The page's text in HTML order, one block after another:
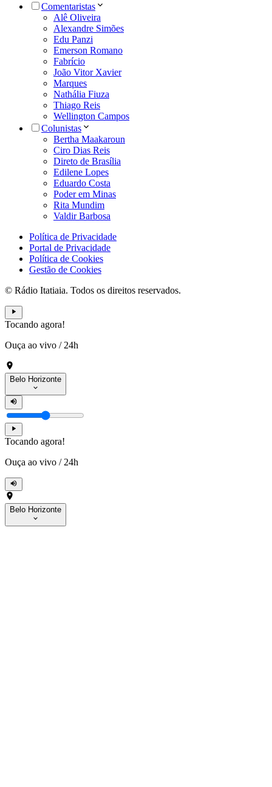
Comentaristas
Alê Oliveira
Alexandre Simões
Edu Panzi
Emerson Romano
Fabrício
João Vitor Xavier
Marques
Nathália Fiuza
Thiago Reis
Wellington Campos
Colunistas
Bertha Maakaroun
Ciro Dias Reis
Direto de Brasília
Edilene Lopes
Eduardo Costa
Poder em Minas
Rita Mundim
Valdir Barbosa
Política de Privacidade
Portal de Privacidade
Política de Cookies
Gestão de Cookies
© Rádio Itatiaia. Todos os direitos reservados.
Tocando agora!
Ouça ao vivo / 24h
Belo Horizonte
Tocando agora!
Ouça ao vivo / 24h
Belo Horizonte